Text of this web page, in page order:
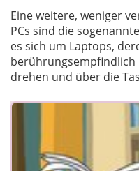
Eine weitere, weniger
PCs sind die
es sich um Laptops,
berührungsempfindlich
drehen und über die